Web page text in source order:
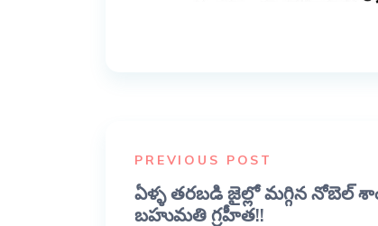
PREVIOUS POST
ఏళ్ళ తరబడి జైల్లో మగ్గిన నోబెల్
బహుమతి గ్రహీత!!